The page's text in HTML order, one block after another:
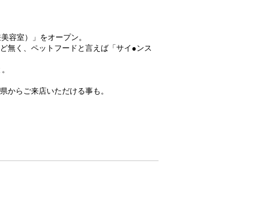
容室）」をオープン。
無く、ペットフードと言えば「サイ●ンス
からご来店いただける事も。